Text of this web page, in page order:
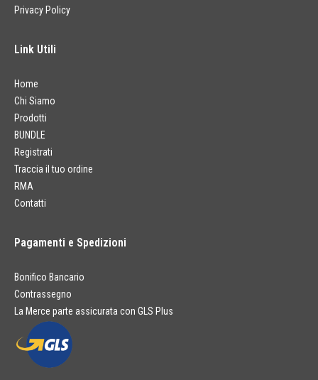
Privacy Policy
Link Utili
Home
Chi Siamo
Prodotti
BUNDLE
Registrati
Traccia il tuo ordine
RMA
Contatti
Pagamenti e Spedizioni
Bonifico Bancario
Contrassegno
La Merce parte assicurata con GLS Plus